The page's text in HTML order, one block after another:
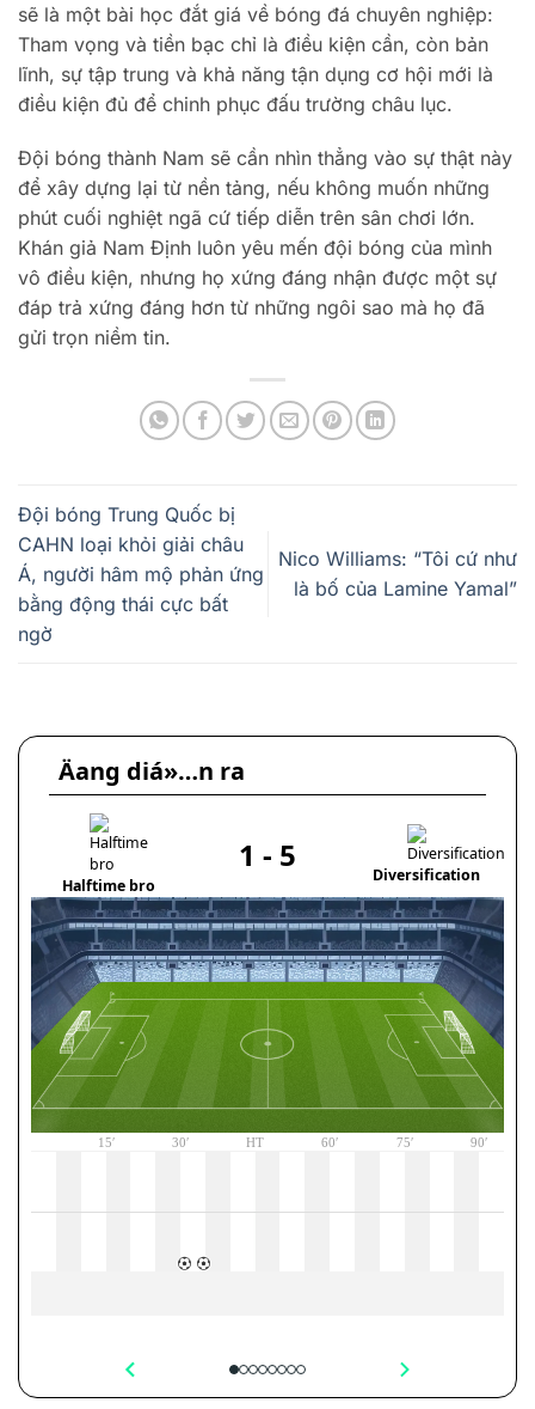
sẽ là một bài học đắt giá về bóng đá chuyên nghiệp:
Tham vọng và tiền bạc chỉ là điều kiện cần, còn bản
lĩnh, sự tập trung và khả năng tận dụng cơ hội mới là
điều kiện đủ để chinh phục đấu trường châu lục.
Đội bóng thành Nam sẽ cần nhìn thẳng vào sự thật này
để xây dựng lại từ nền tảng, nếu không muốn những
phút cuối nghiệt ngã cứ tiếp diễn trên sân chơi lớn.
Khán giả Nam Định luôn yêu mến đội bóng của mình
vô điều kiện, nhưng họ xứng đáng nhận được một sự
đáp trả xứng đáng hơn từ những ngôi sao mà họ đã
gửi trọn niềm tin.
Đội bóng Trung Quốc bị
CAHN loại khỏi giải châu
Á, người hâm mộ phản ứng
bằng động thái cực bất
ngờ
Nico Williams: “Tôi cứ như
là bố của Lamine Yamal”
Äang diá»…n ra
Halftime bro
1 - 5
Diversification